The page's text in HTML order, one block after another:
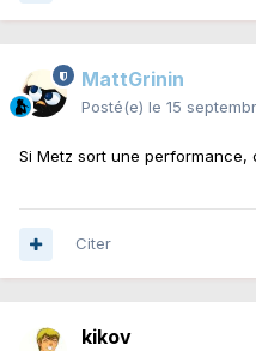
MattGrinin
Posté(e) le 15
Si Metz sort une performance,
Citer
kikov